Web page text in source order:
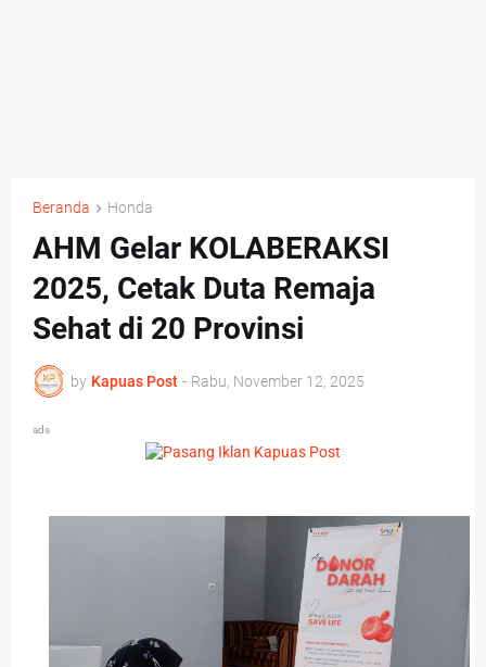
Beranda Honda
AHM Gelar KOLABERAKSI
2025, Cetak Duta Remaja
Sehat di 20 Provinsi
by Kapuas Post - Rabu, November 12, 2025
ads